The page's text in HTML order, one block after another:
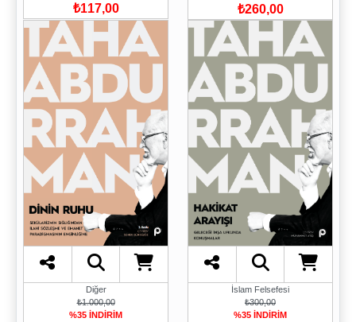
₺117,00 ₺260,00
Diğer
₺1.000,00
%35 İNDİRİM
İslam Felsefesi
₺300,00
%35 İNDİRİM